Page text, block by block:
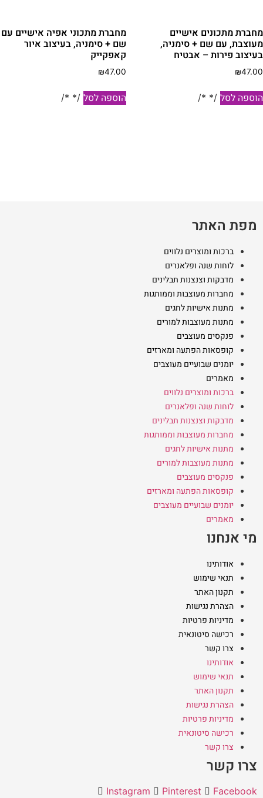
מחברת מתכונים אישיים
מעוצבת, עם שם + סימניה,
בעיצוב פירות – אבטיח
₪47.00
הוספה לסל /* */
מחברת מתכוני אפיה אישיים עם
שם + סימניה, בעיצוב איור
קאפקייק
₪47.00
הוספה לסל /* */
מפת האתר
ברכות ומוצרים נלווים
לוחות שנה ופלאנרים
מדבקות וצנצנות תבלינים
מחברות מעוצבות וממותגות
מתנות אישיות לחגים
מתנות מעוצבות למורים
פנקסים מעוצבים
קופסאות הפתעה ומארזים
יומנים שבועיים מעוצבים
מאמרים
ברכות ומוצרים נלווים
לוחות שנה ופלאנרים
מדבקות וצנצנות תבלינים
מחברות מעוצבות וממותגות
מתנות אישיות לחגים
מתנות מעוצבות למורים
פנקסים מעוצבים
קופסאות הפתעה ומארזים
יומנים שבועיים מעוצבים
מאמרים
מי אנחנו
אודותינו
תנאי שימוש
תקנון האתר
הצהרת נגישות
מדיניות פרטיות
רכישה סיטונאית
צרו קשר
אודותינו
תנאי שימוש
תקנון האתר
הצהרת נגישות
מדיניות פרטיות
רכישה סיטונאית
צרו קשר
צרו קשר
Instagram Pinterest Facebook